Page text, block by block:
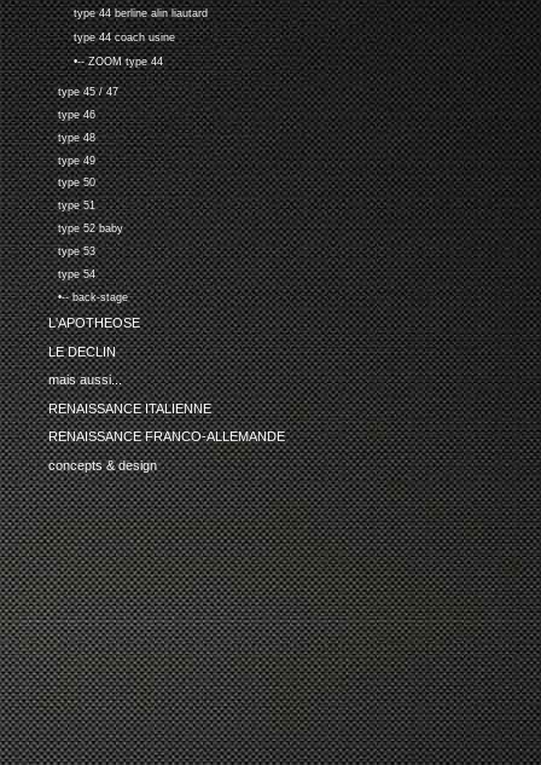
type 44 berline alin liautard
type 44 coach usine
•-- ZOOM type 44
type 45 / 47
type 46
type 48
type 49
type 50
type 51
type 52 baby
type 53
type 54
•-- back-stage
L'APOTHEOSE
LE DECLIN
mais aussi...
RENAISSANCE ITALIENNE
RENAISSANCE FRANCO-ALLEMANDE
concepts & design